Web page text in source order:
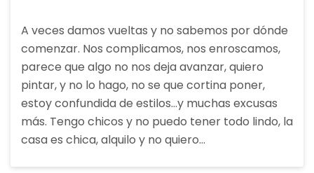
A veces damos vueltas y no sabemos por dónde
comenzar. Nos complicamos, nos enroscamos,
parece que algo no nos deja avanzar, quiero
pintar, y no lo hago, no se que cortina poner,
estoy confundida de estilos…y muchas excusas
más. Tengo chicos y no puedo tener todo lindo, la
casa es chica, alquilo y no quiero…